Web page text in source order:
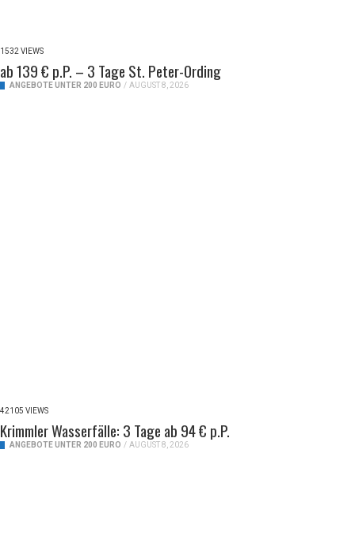
1532 VIEWS
ab 139 € p.P. – 3 Tage St. Peter-Ording
ANGEBOTE UNTER 200 EURO / AUGUST 8, 2026
42105 VIEWS
Krimmler Wasserfälle: 3 Tage ab 94 € p.P.
ANGEBOTE UNTER 200 EURO / AUGUST 8, 2026